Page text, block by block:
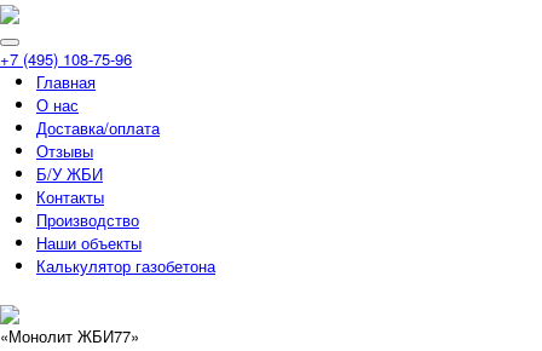
+7 (495) 108-75-96
Главная
О нас
Доставка/оплата
Отзывы
Б/У ЖБИ
Контакты
Производство
Наши объекты
Калькулятор газобетона
«Монолит ЖБИ77»